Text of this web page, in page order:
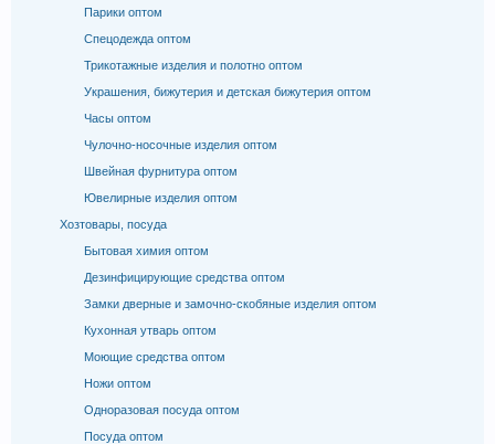
Парики оптом
Спецодежда оптом
Трикотажные изделия и полотно оптом
Украшения, бижутерия и детская бижутерия оптом
Часы оптом
Чулочно-носочные изделия оптом
Швейная фурнитура оптом
Ювелирные изделия оптом
Хозтовары, посуда
Бытовая химия оптом
Дезинфицирующие средства оптом
Замки дверные и замочно-скобяные изделия оптом
Кухонная утварь оптом
Моющие средства оптом
Ножи оптом
Одноразовая посуда оптом
Посуда оптом